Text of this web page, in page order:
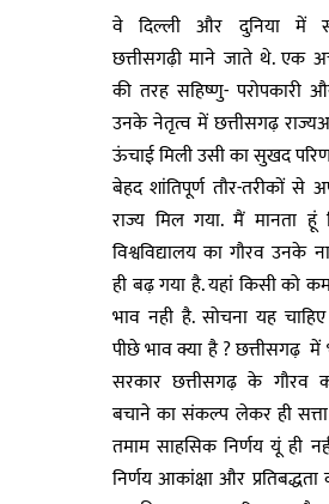
वे दिल्ली और दुनिया में
छत्तीसगढ़ी माने जाते थे. एक
की तरह सहिष्णु- परोपकारी
उनके नेतृत्व में छत्तीसगढ़
ऊंचाई मिली उसी का सुखद
बेहद शांतिपूर्ण तौर-तरीकों से
राज्य मिल गया. मैं मानता हूं
विश्वविद्यालय का गौरव
ही बढ़ गया है. यहां किसी को
भाव नही है. सोचना यह
पीछे भाव क्या है ? छत्तीसगढ़
सरकार छत्तीसगढ़ के गौरव
बचाने का संकल्प लेकर ही
तमाम साहसिक निर्णय यूं ही
निर्णय आकांक्षा और